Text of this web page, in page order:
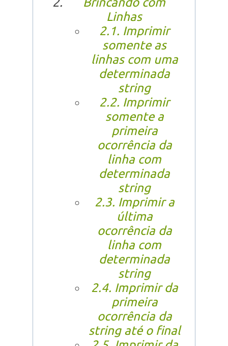
Linhas
2.1. Imprimir
somente as
linhas com uma
determinada
string
2.2. Imprimir
somente a
primeira
ocorrência da
linha com
determinada
string
2.3. Imprimir a
última
ocorrência da
linha com
determinada
string
2.4. Imprimir da
primeira
ocorrência da
string até o final